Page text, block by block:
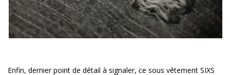
Enfin, dernier point de détail à signaler, ce sous vêtement SIXS